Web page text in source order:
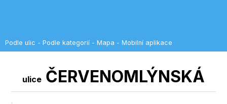
Podle ulic - Podle kategorií - Mapa - Mobilní aplikace
ulice ČERVENOMLÝNSKÁ